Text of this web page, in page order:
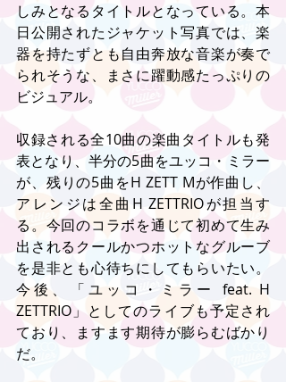
しみとなるタイトルとなっている。本
日公開されたジャケット写真では、楽
器を持たずとも自由奔放な音楽が奏で
られそうな、まさに躍動感たっぷりの
ビジュアル。
収録される全10曲の楽曲タイトルも発
表となり、半分の5曲をユッコ・ミラー
が、残りの5曲をH ZETT Mが作曲し、
アレンジは全曲H ZETTRIOが担当す
る。今回のコラボを通じて初めて生み
出されるクールかつホットなグルーブ
を是非とも心待ちにしてもらいたい。
今後、「ユッコ・ミラー feat. H
ZETTRIO」としてのライブも予定され
ており、ますます期待が膨らむばかり
だ。